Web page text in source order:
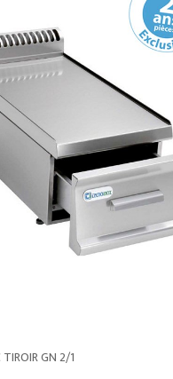
GN 2/1